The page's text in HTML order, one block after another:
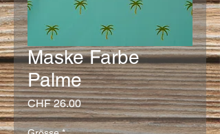
Maske Farbe
Palme
CHF 26.00Preis